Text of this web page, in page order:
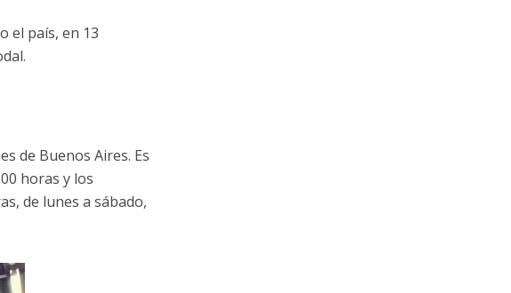
el país, en 13
de Buenos Aires. Es
horas y los
de lunes a sábado,